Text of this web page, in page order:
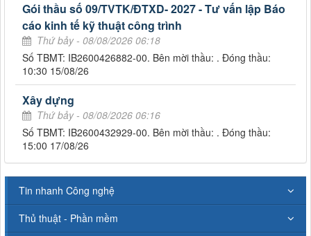
Gói thầu số 09/TVTK/ĐTXD- 2027 - Tư vấn lập Báo
cáo kinh tế kỹ thuật công trình
Thứ bảy - 08/08/2026 06:18
Số TBMT: IB2600426882-00. Bên mời thầu: . Đóng thầu:
10:30 15/08/26
Xây dựng
Thứ bảy - 08/08/2026 06:16
Số TBMT: IB2600432929-00. Bên mời thầu: . Đóng thầu:
15:00 17/08/26
Tin nhanh Công nghệ
Thủ thuật - Phần mềm